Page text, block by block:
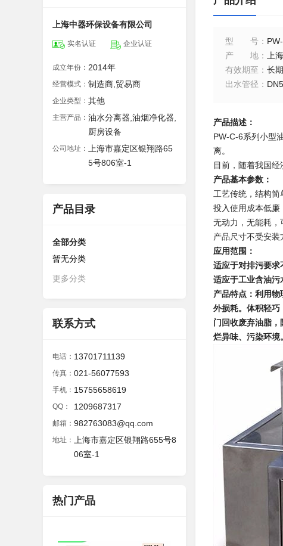
上海中器环保设备有限公司
实名认证 企业认证
成立年份： 2014年
经营模式： 制造商,贸易商
企业类型： 其他
主营产品： 油水分离器,油烟净化器,
厨房设备
公司地址：
上海市嘉定区银翔路65
5号806室-1
产品目录
全部分类
暂无分类
更多分类
联系方式
电话： 13701711139
传真： 021-56077593
手机： 15755658619
QQ： 1209687317
邮箱： 982763083@qq.com
地址：
上海市嘉定区银翔路655号8
06室-1
热门产品
型号 ：
产地 ： 上海
有效期至 ： 长
出水管径 ：
产品描述：
PW-C-6系列小型
离。
目前，随着我国
产品基本参数：
工艺传统，结构简
投入使用成本低廉
无动力，无能耗，
产品尺寸不受安装
应用范围：
适应于对排污要求
适应于工业含油污
产品特点：利用
外损耗。体积轻巧
门回收废弃油脂
烂异味、污染环境。